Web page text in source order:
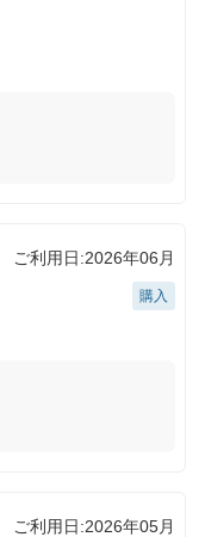
ご利用日:2026年06月
購入
ご利用日:2026年05月